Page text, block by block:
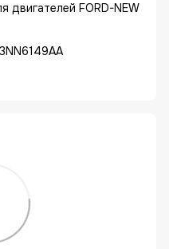
двигателей FORD-NEW